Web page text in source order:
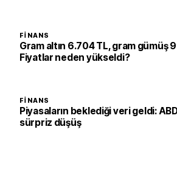
FINANS
Gram altın 6.704 TL, gram gümüş
Fiyatlar neden yükseldi?
FINANS
Piyasaların beklediği veri geldi:
sürpriz düşüş